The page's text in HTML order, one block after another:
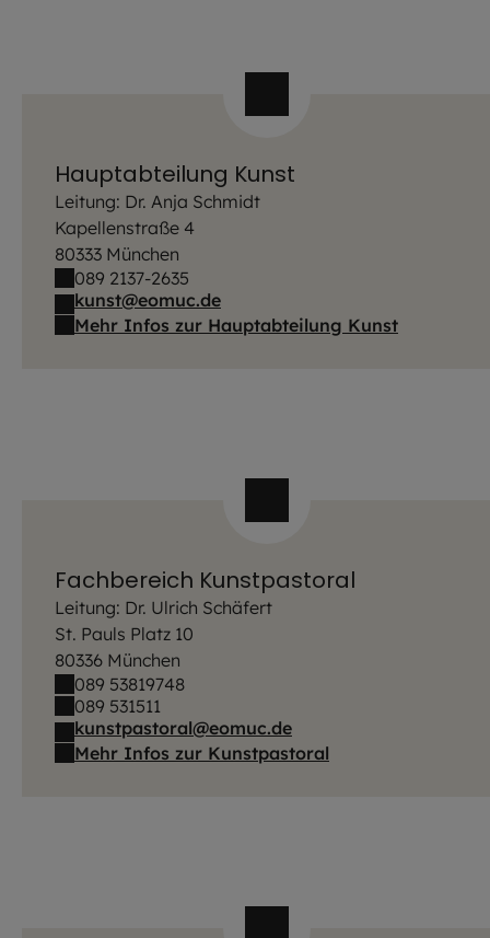
Hauptabteilung Kunst
Leitung: Dr. Anja Schmidt
Kapellenstraße 4
80333 München
089 2137-2635
kunst@eomuc.de
Mehr Infos zur Hauptabteilung Kunst
Fachbereich Kunstpastoral
Leitung: Dr. Ulrich Schäfert
St. Pauls Platz 10
80336 München
089 53819748
089 531511
kunstpastoral@eomuc.de
Mehr Infos zur Kunstpastoral